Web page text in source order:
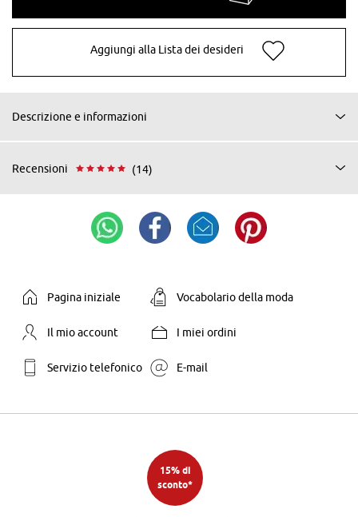
Aggiungi alla Lista dei desideri
Descrizione e informazioni
Recensioni (14)
Pagina iniziale Vocabolario della moda
Il mio account I miei ordini
Servizio telefonico E-mail
15% di
sconto*